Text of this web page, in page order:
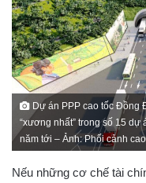
Dự án PPP cao tốc Đồng
“xương nhất” trong số 15
năm tới – Ảnh: Phối cảnh
Nếu những cơ chế tài